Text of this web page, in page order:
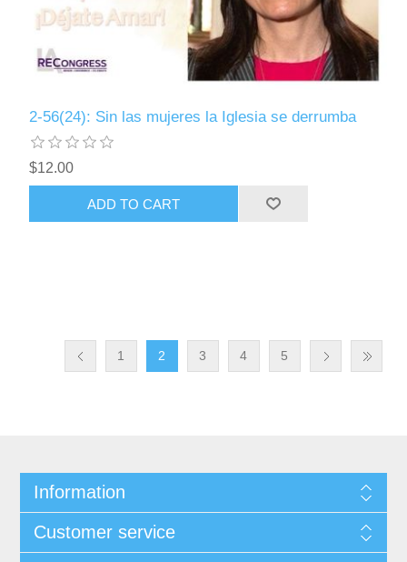
2-56(24): Sin las mujeres la Iglesia se derrumba
$12.00
ADD TO CART
1 2 3 4 5
Information
Customer service